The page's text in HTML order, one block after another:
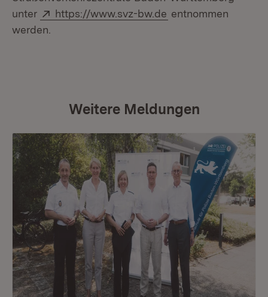
unter
Extern:
https://www.svz-bw.de (Öffnet in neuem
entnommen
werden.
Weitere Meldungen